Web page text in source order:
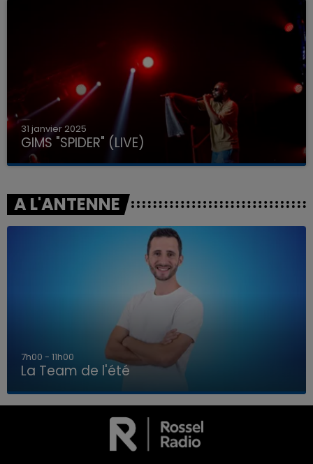
LA TEAM DE L'ÉTÉ
31 janvier 2025
GIMS "SPIDER" (LIVE)
A L'ANTENNE
7h00 - 11h00
La Team de l'été